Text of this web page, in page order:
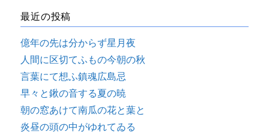
最近の投稿
億年の先は分からず星月夜
人間に区切てふもの今朝の秋
言葉にて想ふ鎮魂広島忌
早々と鍬の音する夏の暁
朝の窓あけて南瓜の花と葉と
炎昼の頭の中がゆれてゐる